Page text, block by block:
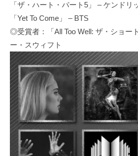
「ザ・ハート・パート5」 – ケンドリ
「Yet To Come」 – BTS
◎受賞者：「All Too Well: ザ・ショー
ー・スウィフト